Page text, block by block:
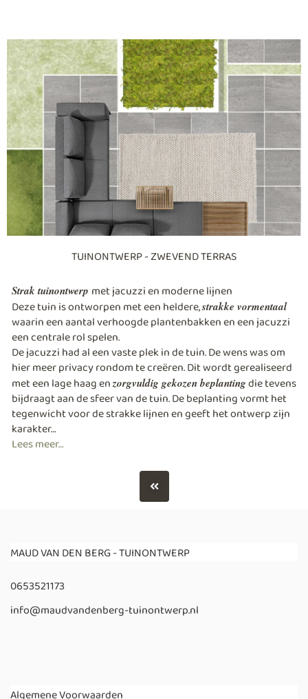
TUINONTWERP - ZWEVEND TERRAS
Strak tuinontwerp met jacuzzi en moderne lijnen
Deze tuin is ontworpen met een heldere,strakke vormentaal
waarin een aantal verhoogde plantenbakken en een jacuzzi
een centrale rol spelen.
De jacuzzi had al een vaste plek in de tuin. De wens was om
hier meer privacy rondom te creëren. Dit wordt gerealiseerd
met een lage haag enzorgvuldig gekozen beplantingdie tevens
bijdraagt aan de sfeer van de tuin. De beplanting vormt het
tegenwicht voor de strakke lijnen en geeft het ontwerp zijn
karakter…
Lees meer…
MAUD VAN DEN BERG - TUINONTWERP
0653521173
info@maudvandenberg-tuinontwerp.nl
Algemene Voorwaarden